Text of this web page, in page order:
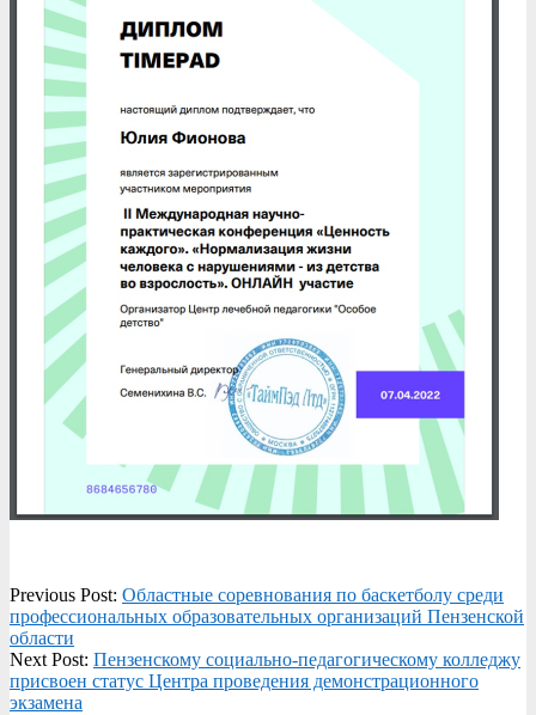
2022-
04-
11
Previous Post: Областные соревнования по баскетболу среди
профессиональных образовательных организаций Пензенской
области
Next Post: Пензенскому социально-педагогическому колледжу
присвоен статус Центра проведения демонстрационного
экзамена